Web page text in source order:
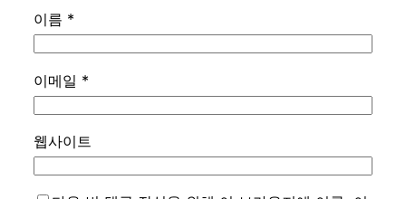
이름 *
이메일 *
웹사이트